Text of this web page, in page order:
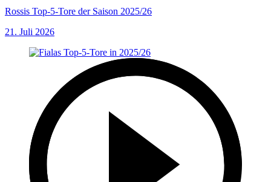
Rossis Top-5-Tore der Saison 2025/26
21. Juli 2026